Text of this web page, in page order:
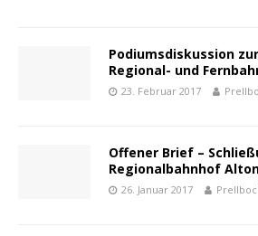
Podiumsdiskussion
Regional- und
23. Februar 2017
Offener Brief –
Regionalbahnhof
26. Januar 2017